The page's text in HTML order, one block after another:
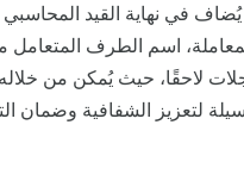
في نهاية القيد المحاسبي
اسم الطرف المتعامل
لاحقًا، حيث يُمكن من
لتعزيز الشفافية وضمان